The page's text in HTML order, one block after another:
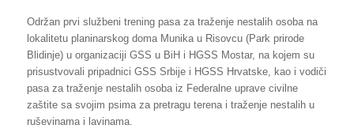
Održan prvi službeni trening pasa za traženje nestalih osoba na
lokalitetu planinarskog doma Munika u Risovcu (Park prirode
Blidinje) u organizaciji GSS u BiH i HGSS Mostar, na kojem su
prisustvovali pripadnici GSS Srbije i HGSS Hrvatske, kao i vodiči
pasa za traženje nestalih osoba iz Federalne uprave civilne
zaštite sa svojim psima za pretragu terena i traženje nestalih u
ruševinama i lavinama.